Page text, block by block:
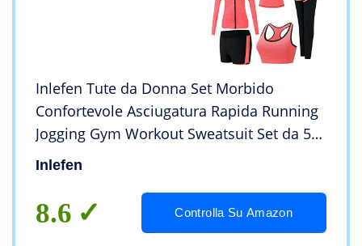
Inlefen Tute da Donna Set Morbido
Confortevole Asciugatura Rapida Running
Jogging Gym Workout Sweatsuit Set da 5
Pezzi Set di Abbigliamento Sportivo da
Inlefen
8.6 Controlla Su Amazon